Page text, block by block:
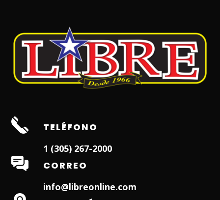
TELÉFONO
1 (305) 267-2000
CORREO
info@libreonline.com